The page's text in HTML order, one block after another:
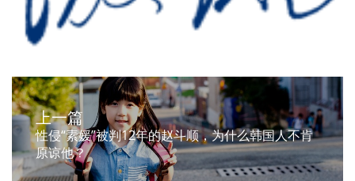
上一篇
性侵“素媛”被判12年的赵斗顺，为什么韩国人不肯
原谅他？